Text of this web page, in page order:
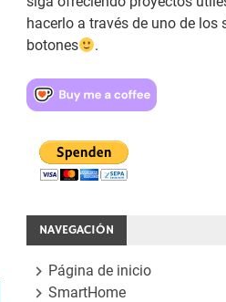
hacerlo a través de uno de los
botones
.
NAVEGACIÓN
Página de inicio
SmartHome